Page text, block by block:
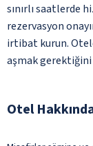
sınırlı saatlerde
rezervasyon
irtibat kurun.
aşmak
Otel